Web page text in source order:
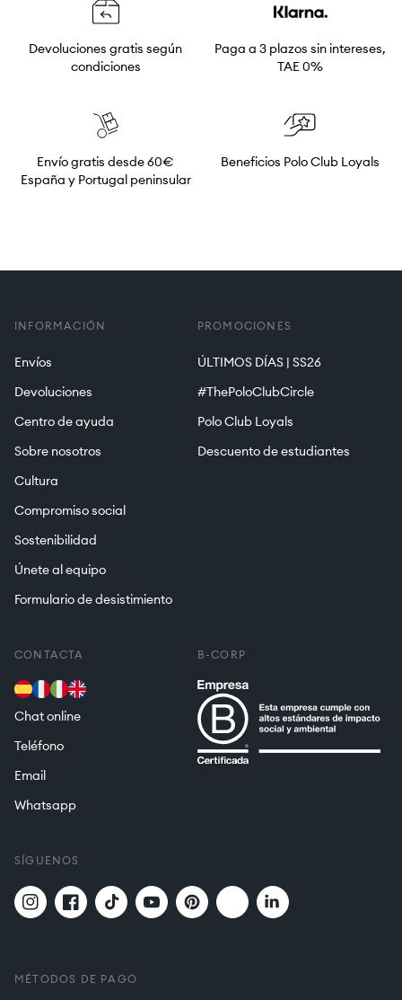
Devoluciones gratis según
condiciones
Paga a 3 plazos sin intereses,
TAE 0%
Envío gratis desde 60€
España y Portugal peninsular
Beneficios Polo Club Loyals
INFORMACIÓN
Envíos
Devoluciones
Centro de ayuda
Sobre nosotros
Cultura
Compromiso social
Sostenibilidad
Únete al equipo
Formulario de desistimiento
PROMOCIONES
ÚLTIMOS DÍAS | SS26
#ThePoloClubCircle
Polo Club Loyals
Descuento de estudiantes
CONTACTA
Chat online
Teléfono
Email
Whatsapp
B-CORP
SÍGUENOS
InstagramFacebookTikTok YouTubePinterest Twitter Translation
MÉTODOS DE PAGO